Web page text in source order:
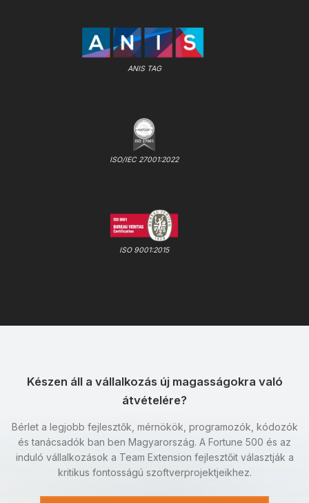
ANIS TAG
ISO/IEC 27001:2022
ISO 9001:2015
Készen áll a vállalkozás új magasságokra való
átvételére?
Bérlet a legjobb fejlesztők, mérnökök, programozók, kódozók
és tanácsadók ban ben Magyarország. A Fortune 500 és az
induló vállalkozások a Team Extension fejlesztőit választják a
kritikus fontosságú szoftverprojektjeikhez.